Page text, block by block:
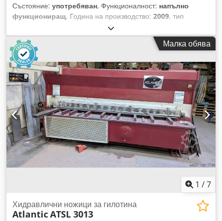
Състояние: употребяван, Функционалност: напълно
функциониращ, Година на производство: 2009, тип
Управляван от PLC
ножица Производител: DURMA, модел: SB 3013 NT Година
на производство: 2009 Технически данни Chedpfxezhwfws
Ahaea Производител: DURMA Модел: SB 3013 NT Година
на производство: 2009 Дължина на рязане: 3100 мм
Дебелина на листовия материал: 13 мм Ход: 130 мм Брой
ходове: макс. 13/мин. Размери: приблизително Д 4,25 x Ш
2,40 x В 2,40 м Тегло: приблизително 12 т Оборудване: •
Регулируем заден ограничител до 1000 мм, който може да
се отмества • Ъглов ограничител • Предпазна светлинна
бариера за задната част на машината • Централно
регулиране на ширината на процепа • Сгъваем предпазен
щит за пръстите, 1000 мм • Управление Siemens PLC •
Сачмени ролки в опорната маса Всички данни са без
Малка обява
1 /7
Хидравлични ножици за гилотина
AtlanticATSL 3013